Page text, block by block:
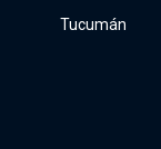
Tucumán